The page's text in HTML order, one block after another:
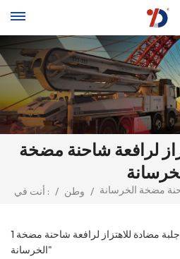
لرافعة شاحنة مضخة
أنت في : / وطن / مضخة الخرسانة
1 النتائج التي تم العثور عليها ل "جلبة مضادة للاهتزاز لرافعة شاحنة مضخة
الخرسانة"